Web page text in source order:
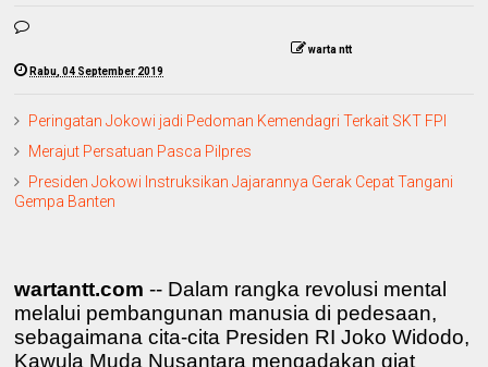
warta ntt
Rabu, 04 September 2019
Peringatan Jokowi jadi Pedoman Kemendagri Terkait SKT FPI
Merajut Persatuan Pasca Pilpres
Presiden Jokowi Instruksikan Jajarannya Gerak Cepat Tangani
Gempa Banten
wartantt.com -- Dalam rangka revolusi mental
melalui pembangunan manusia di pedesaan,
sebagaimana cita-cita Presiden RI Joko Widodo,
Kawula Muda Nusantara mengadakan giat